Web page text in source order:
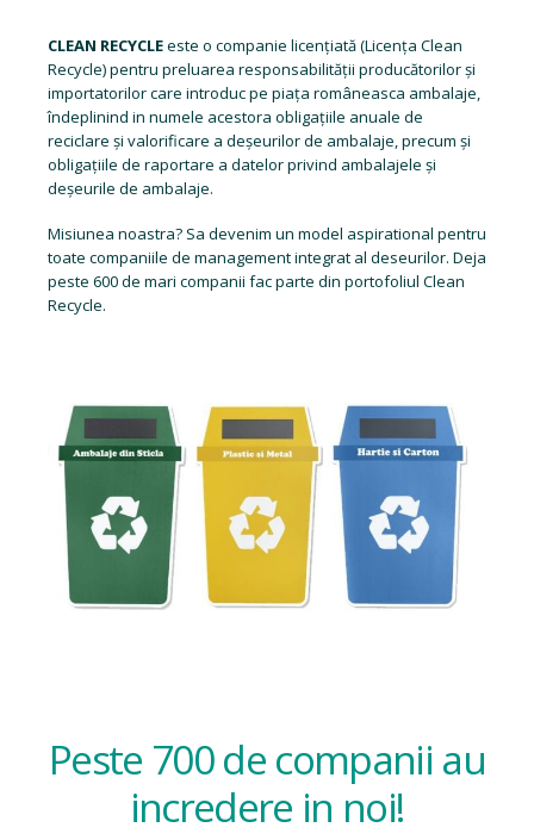
CLEAN RECYCLEeste o companie licențiată (Licența Clean
Recycle) pentru preluarea responsabilității producătorilor și
importatorilor care introduc pe piața româneasca ambalaje,
îndeplinind in numele acestora obligațiile anuale de
reciclare și valorificare a deșeurilor de ambalaje, precum și
obligațiile de raportare a datelor privind ambalajele și
deșeurile de ambalaje.
Misiunea noastra? Sa devenim un model aspirational pentru
toate companiile de management integrat al deseurilor. Deja
peste 600 de mari companii fac parte din portofoliul Clean
Recycle.
Peste 700 de companii au
incredere in noi!